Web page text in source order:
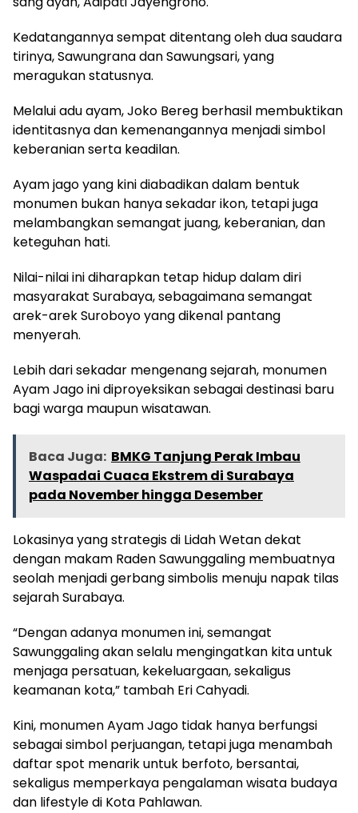
Kedatangannya sempat ditentang oleh dua saudara
tirinya, Sawungrana dan Sawungsari, yang
meragukan statusnya.
Melalui adu ayam, Joko Bereg berhasil membuktikan
identitasnya dan kemenangannya menjadi simbol
keberanian serta keadilan.
Ayam jago yang kini diabadikan dalam bentuk
monumen bukan hanya sekadar ikon, tetapi juga
melambangkan semangat juang, keberanian, dan
keteguhan hati.
Nilai-nilai ini diharapkan tetap hidup dalam diri
masyarakat Surabaya, sebagaimana semangat
arek-arek Suroboyo yang dikenal pantang
menyerah.
Lebih dari sekadar mengenang sejarah, monumen
Ayam Jago ini diproyeksikan sebagai destinasi baru
bagi warga maupun wisatawan.
Baca Juga: BMKG Tanjung Perak Imbau
Waspadai Cuaca Ekstrem di Surabaya
pada November hingga Desember
Lokasinya yang strategis di Lidah Wetan dekat
dengan makam Raden Sawunggaling membuatnya
seolah menjadi gerbang simbolis menuju napak tilas
sejarah Surabaya.
“Dengan adanya monumen ini, semangat
Sawunggaling akan selalu mengingatkan kita untuk
menjaga persatuan, kekeluargaan, sekaligus
keamanan kota,” tambah Eri Cahyadi.
Kini, monumen Ayam Jago tidak hanya berfungsi
sebagai simbol perjuangan, tetapi juga menambah
daftar spot menarik untuk berfoto, bersantai,
sekaligus memperkaya pengalaman wisata budaya
dan lifestyle di Kota Pahlawan.